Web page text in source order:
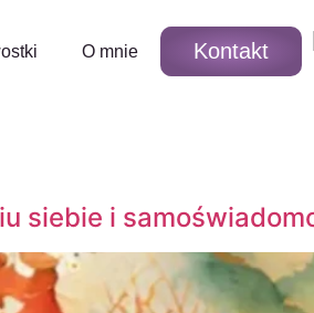
O mnie Kontakt
siebie i